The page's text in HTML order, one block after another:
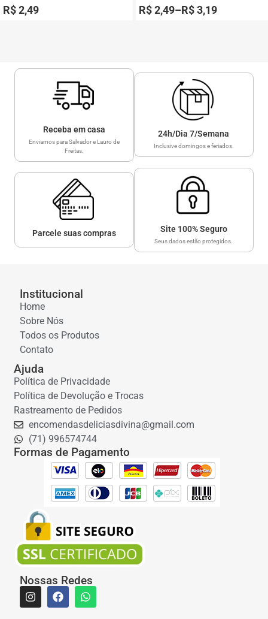
0
de
R$2,49
0
de
R$2,49–R$3,19
Receba em casa
Enviamos para Salvador e Lauro de
Freitas.
24h/Dia 7/Semana
Inclusive domingos e feriados.
Parcele suas compras Site 100% Seguro
Seus dados estão protegidos.
Institucional
Home
Sobre Nós
Todos os Produtos
Contato
Ajuda
Política de Privacidade
Política de Devolução e Trocas
Rastreamento de Pedidos
encomendasdeliciasdivina@gmail.com
(71) 996574744
Formas de Pagamento
Nossas Redes